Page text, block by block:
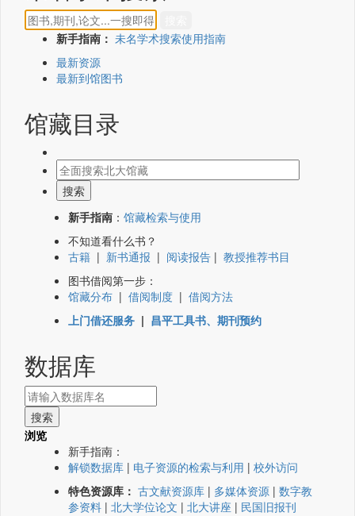
新手指南： 未名学术搜索使用指南
最新资源
最新到馆图书
馆藏目录
新手指南 ： 馆藏检索与使用
不知道看什么书？
古籍 | 新书通报 | 阅读报告 | 教授推荐书目
图书借阅第一步：
馆藏分布 | 借阅制度 | 借阅方法
上门借还服务 | 昌平工具书、期刊预约
数据库
浏览
新手指南：
解锁数据库 | 电子资源的检索与利用 | 校外访问
特色资源库： 古文献资源库 | 多媒体资源 | 数字教
参资料 | 北大学位论文 | 北大讲座 | 民国旧报刊